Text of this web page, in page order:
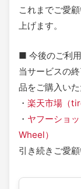
これまでご愛
上げます。
■ 今後のご利
当サービスの
品をご購入いた
・ 楽天市場（
・ ヤフーショ
Wheel）
引き続きご愛